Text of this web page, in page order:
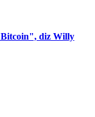
Bitcoin", diz Willy